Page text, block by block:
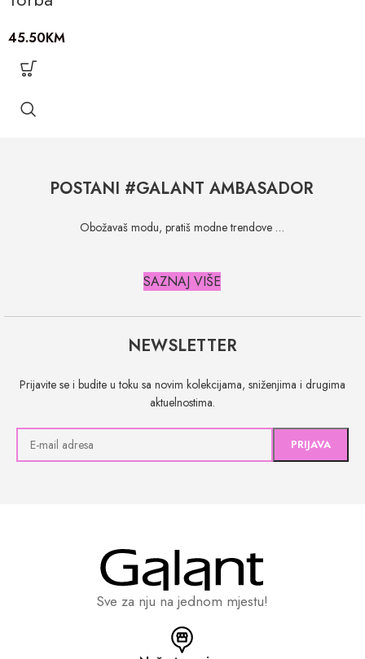
45.50KM
POSTANI #GALANT AMBASADOR
Obožavaš modu, pratiš modne trendove …
SAZNAJ VIŠE
NEWSLETTER
Prijavite se i budite u toku sa novim kolekcijama, sniženjima i drugima
aktuelnostima.
Sve za nju na jednom mjestu!